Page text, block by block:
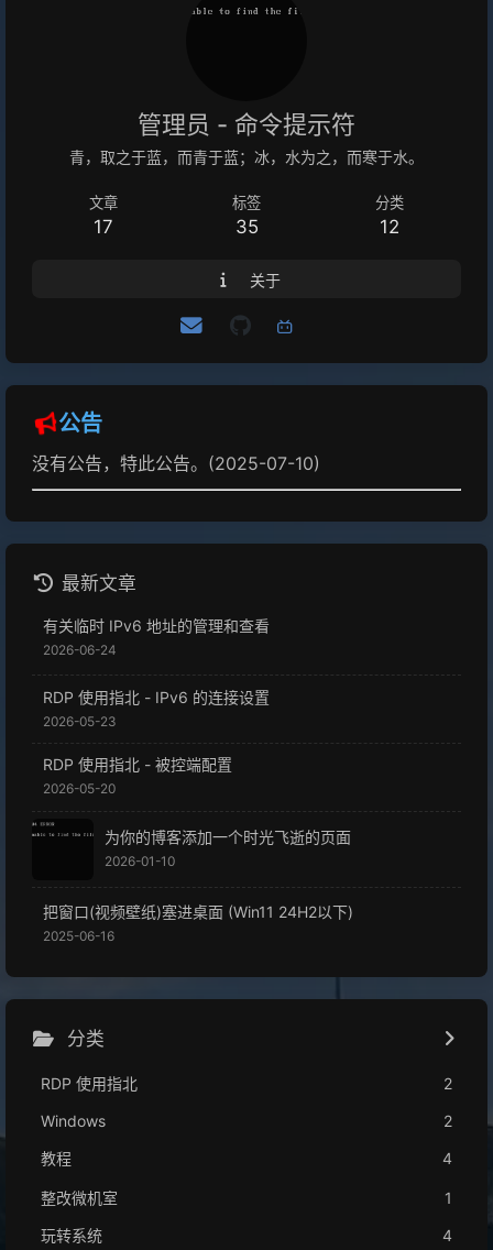
补丁并且设置了强密码，并且打开了系统更新，并且您需要自行
好使用 VPN。 支持和限制 官方在 Windows 家庭版、Windows
单语言版 不提供此功能 Windows 家庭版也是可以用的，请移步
导致无法多用户连接； 操作允许远程桌面连接✅ Windows 10 |
✅ Windows 11✅ Windows 7 |✅ Windows 8 |✅ Window...
管理员 - 命令提示符
青，取之于蓝，而青于蓝；冰，水为之，而寒于水。
文章
17
标签
35
分类
12
关于
公告
没有公告，特此公告。(2025-07-10)
最新文章
有关临时 IPv6 地址的管理和查看
2026-06-24
RDP 使用指北 - IPv6 的连接设置
2026-05-23
RDP 使用指北 - 被控端配置
2026-05-20
为你的博客添加一个时光飞逝的页面
2026-01-10
把窗口(视频壁纸)塞进桌面 (Win11 24H2以下)
2025-06-16
分类
RDP 使用指北
2
Windows
2
教程
4
整改微机室
1
玩转系统
4